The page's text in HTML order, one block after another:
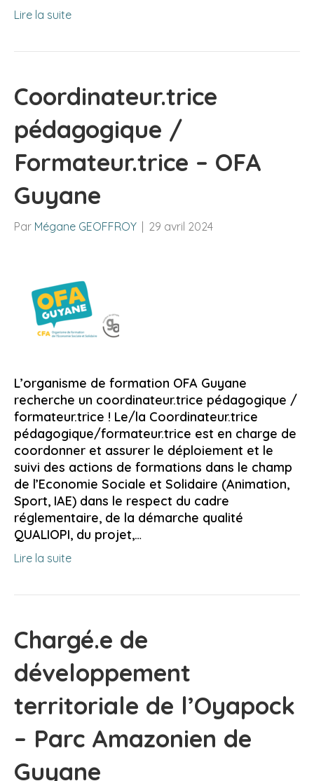
Lire la suite
Coordinateur.trice
pédagogique /
Formateur.trice – OFA
Guyane
Par Mégane GEOFFROY 29 avril 2024
L’organisme de formation OFA Guyane
recherche un coordinateur.trice pédagogique /
formateur.trice ! Le/la Coordinateur.trice
pédagogique/formateur.trice est en charge de
coordonner et assurer le déploiement et le
suivi des actions de formations dans le champ
de l’Economie Sociale et Solidaire (Animation,
Sport, IAE) dans le respect du cadre
réglementaire, de la démarche qualité
QUALIOPI, du projet,…
Lire la suite
Chargé.e de
développement
territoriale de l’Oyapock
– Parc Amazonien de
Guyane